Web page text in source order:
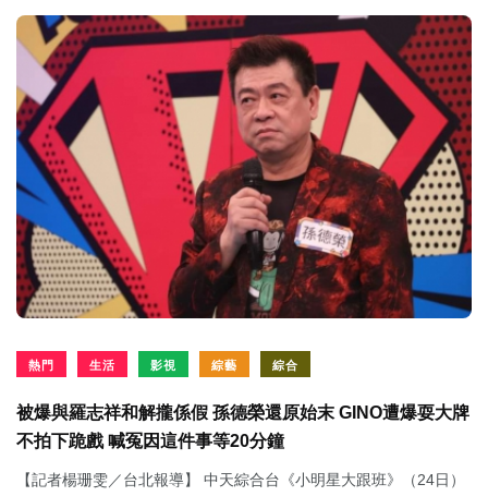
熱門 生活 影視 綜藝 綜合
被爆與羅志祥和解攏係假 孫德榮還原始末 GINO遭爆耍大牌
不拍下跪戲 喊冤因這件事等20分鐘
【記者楊珊雯／台北報導】 中天綜合台《小明星大跟班》（24日）